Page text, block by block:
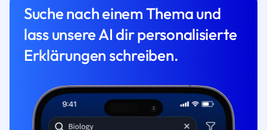
Suche nach einem Thema und
lass unsere AI dir personalisierte
Erklärungen schreiben.